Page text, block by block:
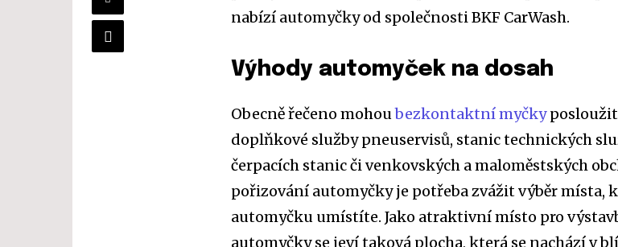
nabízí automyčky od společnosti BKF CarWash.
Výhody automyček na dosah
Obecně řečeno mohoubezkontaktní myčky
doplňkové služby pneuservisů, stanic technických
čerpacích stanic či venkovských a maloměstských
pořizování automyčky je potřeba zvážit výběr místa,
automyčku umístíte. Jako atraktivní místo pro
automyčky se jeví taková plocha, která se nachází v